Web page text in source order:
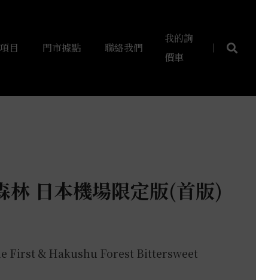
目 門市據點 聯絡我們
我的詢
價車
林 日本機場限定版(首版)
First & Hakushu Forest Bittersweet